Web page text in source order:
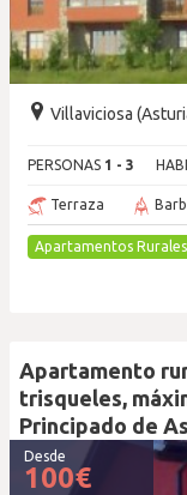
Villaviciosa
PERSONAS 1 - 3
Terraza
Apartamentos Rurales
Apartamento
trisqueles,
Principado de
Desde
100€